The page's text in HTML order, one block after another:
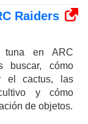
Raiders
tuna en ARC
buscar, cómo
el cactus, las
y cómo
de objetos.